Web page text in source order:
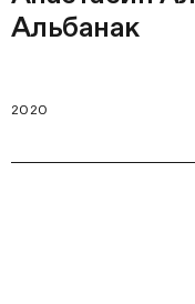
Альбанак
2020